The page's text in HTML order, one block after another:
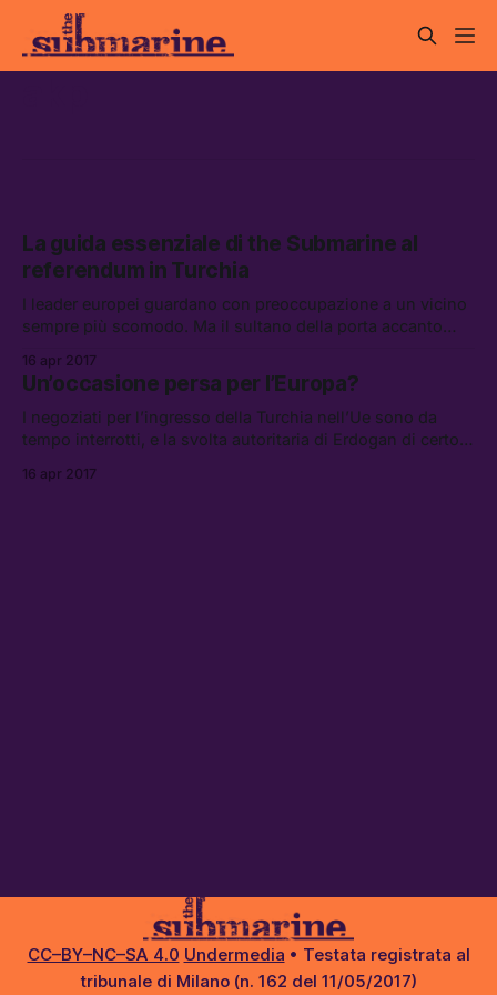
La guida essenziale di the Submarine al
referendum in Turchia
I leader europei guardano con preoccupazione a un vicino
sempre più scomodo. Ma il sultano della porta accanto
16 apr 2017
Un’occasione persa per l’Europa?
I negoziati per l’ingresso della Turchia nell’Ue sono da
tempo interrotti, e la svolta autoritaria di Erdogan di certo
16 apr 2017
CC–BY–NC–SA 4.0 Undermedia • Testata registrata al
tribunale di Milano (n. 162 del 11/05/2017)